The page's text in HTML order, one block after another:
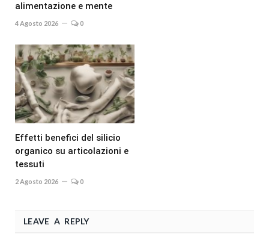
alimentazione e mente
4 Agosto 2026 0
Effetti benefici del silicio
organico su articolazioni e
tessuti
2 Agosto 2026 0
LEAVE A REPLY